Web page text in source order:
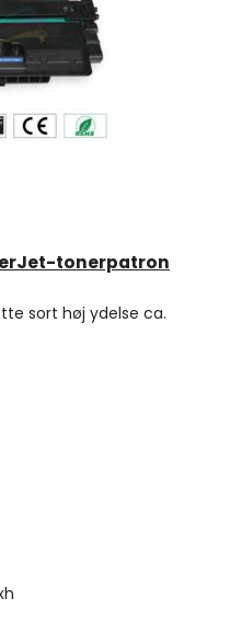
tonerpatron
sort høj ydelse ca.